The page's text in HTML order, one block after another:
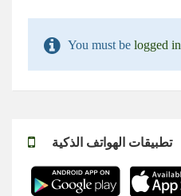
You must be logged in
تطبيقات الهواتف الذكية